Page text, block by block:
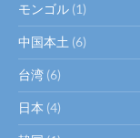
モンゴル (1)
中国本土 (6)
台湾 (6)
日本 (4)